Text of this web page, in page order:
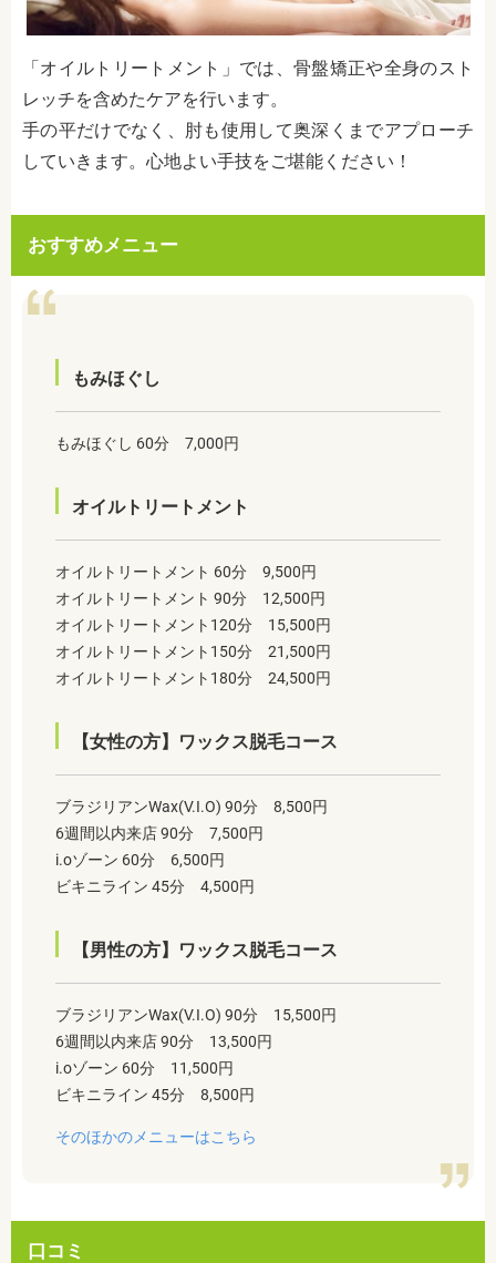
「オイルトリートメント」では、骨盤矯正や全身のスト
レッチを含めたケアを行います。
手の平だけでなく、肘も使用して奥深くまでアプローチ
していきます。心地よい手技をご堪能ください！
おすすめメニュー
もみほぐし
もみほぐし 60分 7,000円
オイルトリートメント
オイルトリートメント 60分 9,500円
オイルトリートメント 90分 12,500円
オイルトリートメント120分 15,500円
オイルトリートメント150分 21,500円
オイルトリートメント180分 24,500円
【女性の方】ワックス脱毛コース
ブラジリアンWax(V.I.O) 90分 8,500円
6週間以内来店 90分 7,500円
i.oゾーン 60分 6,500円
ビキニライン 45分 4,500円
【男性の方】ワックス脱毛コース
ブラジリアンWax(V.I.O) 90分 15,500円
6週間以内来店 90分 13,500円
i.oゾーン 60分 11,500円
ビキニライン 45分 8,500円
そのほかのメニューはこちら
口コミ